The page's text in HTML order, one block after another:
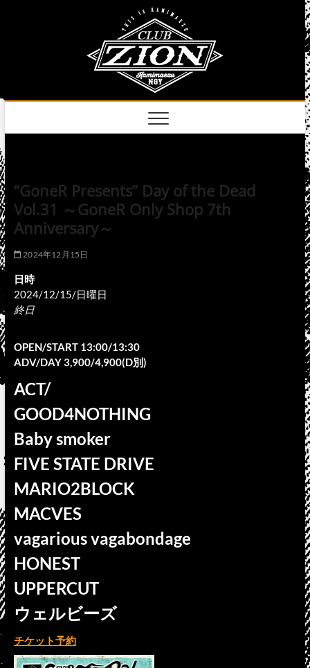
“GoneR Presents” Day of the Dead
Vol.31 ～GoneR Only Shop 7th
Anniversary～
2024年12月15日
日時
2024/12/15/日曜日
終日
OPEN/START 13:00/13:30
ADV/DAY 3,900/4,900(D別)
ACT/
GOOD4NOTHING
Baby smoker
FIVE STATE DRIVE
MARIO2BLOCK
MACVES
vagarious vagabondage
HONEST
UPPERCUT
ウェルビーズ
チケット予約